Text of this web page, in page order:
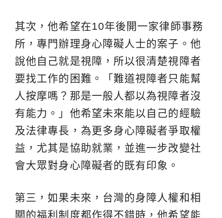
其次，他希望在10年後開一家律師事務
所，專門辦理身心障礙人士的案子。他
說他自己就是視障，所以很清楚視障者
要找工作的困難。「難道視障者只能幫
人按摩嗎？那是一般人都以為視障者沒
有能力。」他希望未來能以自己的經驗
及法律專長，為更多身心障礙者爭取權
益，尤其是協助就業，並進一步改變社
會大眾對身心障礙者的既有印象。
第三，如果未來，台灣的身障人權和相
關的福利制度都作得不錯時，他希望能